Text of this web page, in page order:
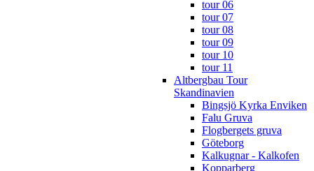
tour 06
tour 07
tour 08
tour 09
tour 10
tour 11
Altbergbau Tour
Skandinavien
Bingsjö Kyrka Enviken
Falu Gruva
Flogbergets gruva
Göteborg
Kalkugnar - Kalkofen
Kopparberg